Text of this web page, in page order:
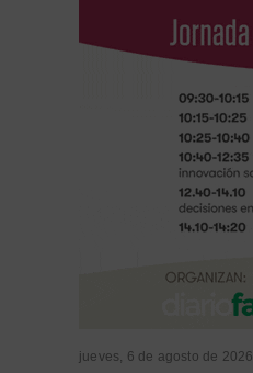
jueves, 6 de agosto de 2026